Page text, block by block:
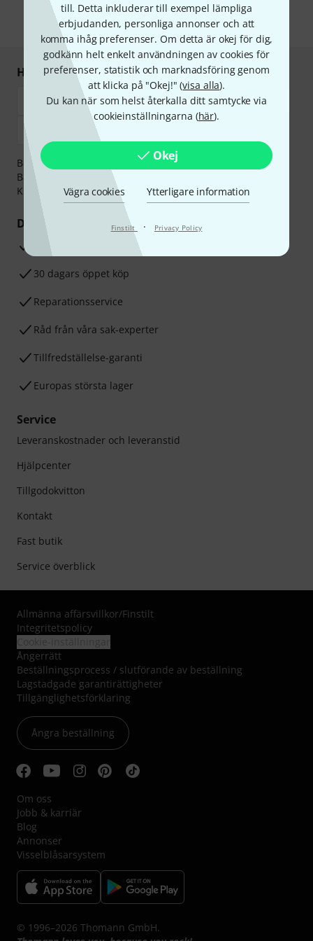
till. Detta inkluderar till exempel lämpliga
erbjudanden, personliga annonser och att
komma ihåg preferenser. Om detta är okej för dig,
godkänn helt enkelt användningen av cookies för
preferenser, statistik och marknadsföring genom
att klicka på "Okej!" (visa alla).
Du kan när som helst återkalla ditt samtycke via
cookieinställningarna (här).
Okej
Vägra cookies Ytterligare information
Finstilt · Privacy Policy
* Nödvändig
Handla och betala säkert
Betalningen kan göras tryggt och säkert med
Banköverföring, PayPal,
Kreditkort.
Dina fördelar
30 dagars öppet köp
Reparationsservice
Råd från våra sak-experter
Tillfredställelse-garanti
Europas största lager
Service
Leveranskostnader och leveranstid
Hjälpcenter
Tillgodokvitton
Kontakt
Fast butik
Service överblick
Allmänna affärsvillkor/Finstilt
Integritetspolicy
Ångerrätt
Beställningsprocess / slutförande av beställning
Lagstadgade garantirättigheter
Tillgänglighetsförklaring
Ångra beställning
Om oss
Jobb & karriär
Blog
Annonser
Visselblåsarsystem
© 1996–2026 Thomann GmbH.